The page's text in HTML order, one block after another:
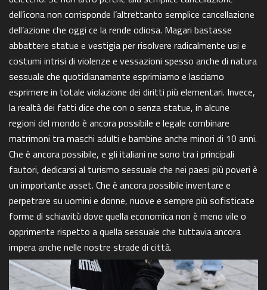
dell’icona non corrisponde l’altrettanto semplice cancellazione
dell’azione che oggi ce la rende odiosa. Magari bastasse
abbattere statue e vestigia per risolvere radicalmente usi e
costumi intrisi di violenze e vessazioni spesso anche di natura
sessuale che quotidianamente esprimiamo e lasciamo
esprimere in totale violazione dei diritti più elementari. Invece,
la realtà dei fatti dice che con o senza statue, in alcune
regioni del mondo è ancora possibile e legale combinare
matrimoni tra maschi adulti e bambine anche minori di 10 anni.
Che è ancora possibile, e gli italiani ne sono tra i principali
fautori, dedicarsi al turismo sessuale che nei paesi più poveri è
un importante asset. Che è ancora possibile inventare e
perpetrare su uomini e donne, nuove e sempre più sofisticate
forme di schiavitù dove quella economica non è meno vile o
opprimente rispetto a quella sessuale che tuttavia ancora
impera anche nelle nostre strade di città.